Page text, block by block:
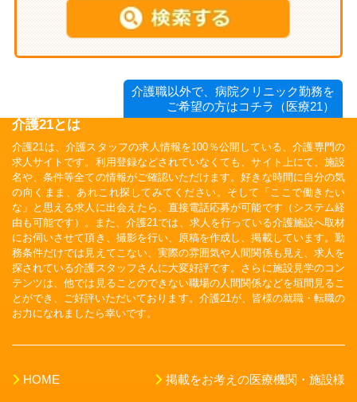
介護職以外で、病院クリニック勤務を
ご希望の方はコチラ（医療21）
介護21とは
介護21は、介護スタッフの求人情報を100％公開している、介護専門の
求人サイトです。利用登録などされていなくても、サイト上にて、施設
名や、条件等全ての情報がご確認いただけます。好きな時間に自分の気
の向くまま、あれこれ探してみてください。そして「ここで働きたい
な」と思える求人に出会えたら、直接電話応募が可能です（システム経
由も可能です）。また、介護21では、求人を行っている介護施設へ取材
にお伺いさせて頂き、撮影を行い、原稿を作成し、掲載しています。勤
務条件だけでは見えてこない、実際の雰囲気や人間関係も見え、求人を
探されている介護スタッフさんに大変好評です。さらに施設見学のコン
テンツは、他では見ることのできない職場の人間関係などを垣間見るこ
とができ、ご好評いただいております。介護21が、皆様の就職・転職の
お力になれましたら幸いです。
HOME 掲載をお考えの医療機関・施設様